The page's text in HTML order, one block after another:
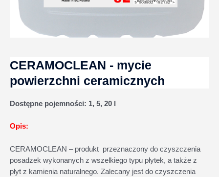
CERAMOCLEAN - mycie
powierzchni ceramicznych
Dostępne pojemności: 1, 5, 20 l
Opis:
CERAMOCLEAN – produkt przeznaczony do czyszczenia
posadzek wykonanych z wszelkiego typu płytek, a także z
płyt z kamienia naturalnego. Zalecany jest do czyszczenia